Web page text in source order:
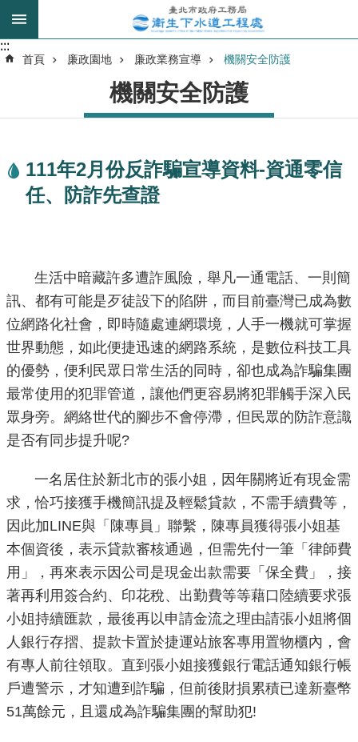
跳到主要內容區塊
進
我
的
告
訊
息
機
關
紹
務
資
訊
政
府
資
訊
公
開
:::
:::
首頁 廉政園地 廉政業務宣導 機關安全防護
機關安全防護
111年2月份反詐騙宣導資料-資通零信
任、防詐先查證
生活中暗藏許多遭詐風險，舉凡一通電話、一則簡
訊、都有可能是歹徒設下的陷阱，而目前臺灣已成為數
位網路化社會，即時隨處連網環境，人手一機就可掌握
世界動態，如此便捷迅速的網路系統，是數位科技工具
的優勢，便利民眾日常生活的同時，卻也成為詐騙集團
最常使用的犯罪管道，讓他們更容易將犯罪觸手深入民
眾身旁。網絡世代的腳步不會停滯，但民眾的防詐意識
是否有同步提升呢?
一名居住於新北市的張小姐，因年關將近有現金需
求，恰巧接獲手機簡訊提及輕鬆貸款，不需手續費等，
因此加LINE與「陳專員」聯繫，陳專員獲得張小姐基
本個資後，表示貸款審核通過，但需先付一筆「律師費
用」，再來表示因公司是現金出款需要「保全費」，接
著再利用簽合約、印花稅、出勤費等等藉口陸續要求張
小姐持續匯款，最後再以申請金流之理由請張小姐將個
人銀行存摺、提款卡置於捷運站旅客專用置物櫃內，會
有專人前往領取。直到張小姐接獲銀行電話通知銀行帳
戶遭警示，才知遭到詐騙，但前後財損累積已達新臺幣
51萬餘元，且還成為詐騙集團的幫助犯!